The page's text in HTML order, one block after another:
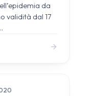
da
validità dal 17